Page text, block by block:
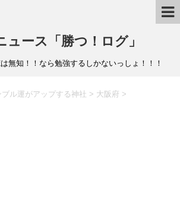
ュース「勝つ！ログ」
無知！！なら勉強するしかないっしょ！！！
ル運がアップする神社 > 大阪府 >